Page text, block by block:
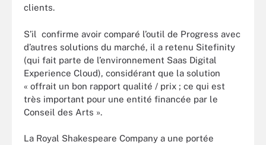
clients.
S’il confirme avoir comparé l’outil de Progress avec
d’autres solutions du marché, il a retenu Sitefinity
(qui fait parte de l’environnement Saas Digital
Experience Cloud), considérant que la solution
« offrait un bon rapport qualité / prix ; ce qui est
très important pour une entité financée par le
Conseil des Arts ».
La Royal Shakespeare Company a une portée